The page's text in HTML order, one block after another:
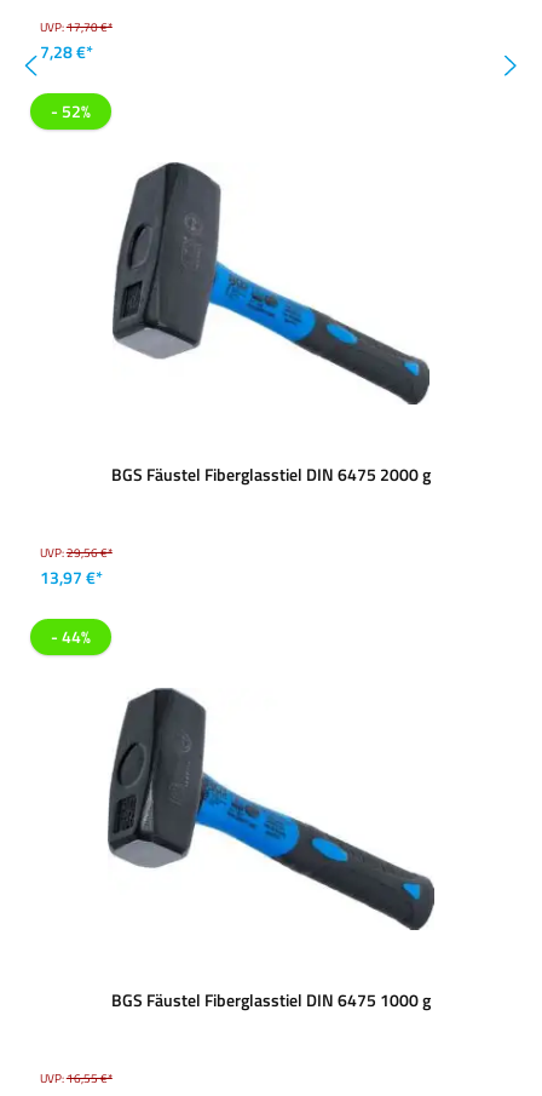
UVP:17,70 €*
7,28 €*
- 52%
BGS Fäustel Fiberglasstiel DIN 6475 2000 g
UVP:29,56 €*
13,97 €*
- 44%
BGS Fäustel Fiberglasstiel DIN 6475 1000 g
UVP:16,55 €*